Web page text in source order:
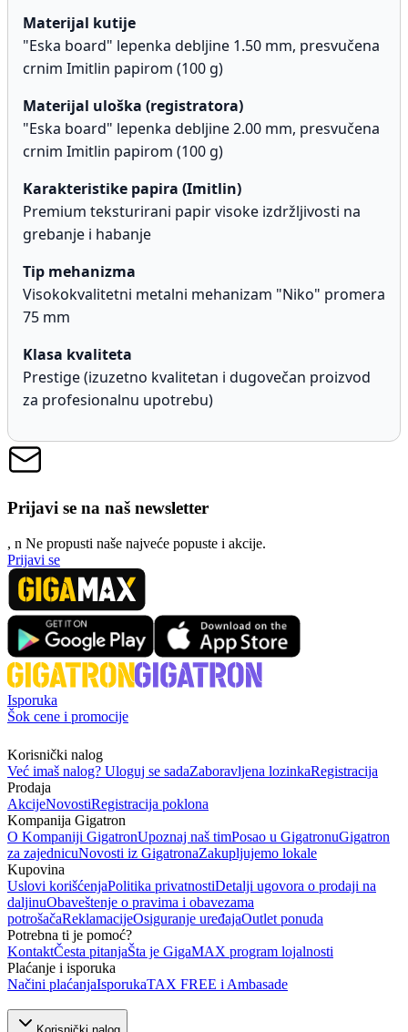
Materijal kutije
"Eska board" lepenka debljine 1.50 mm, presvučena
crnim Imitlin papirom (100 g)
Materijal uloška (registratora)
"Eska board" lepenka debljine 2.00 mm, presvučena
crnim Imitlin papirom (100 g)
Karakteristike papira (Imitlin)
Premium teksturirani papir visoke izdržljivosti na
grebanje i habanje
Tip mehanizma
Visokokvalitetni metalni mehanizam "Niko" promera
75 mm
Klasa kvaliteta
Prestige (izuzetno kvalitetan i dugovečan proizvod
za profesionalnu upotrebu)
Prijavi se na naš newsletter
, n Ne propusti naše najveće popuste i akcije.
Prijavi se
Isporuka
Šok cene i promocije
Korisnički nalog
Već imaš nalog? Uloguj se sadaZaboravljena lozinkaRegistracija
Prodaja
AkcijeNovostiRegistracija poklona
Kompanija Gigatron
O Kompaniji GigatronUpoznaj naš timPosao u GigatronuGigatron
za zajednicuNovosti iz GigatronaZakupljujemo lokale
Kupovina
Uslovi korišćenjaPolitika privatnostiDetalji ugovora o prodaji na
daljinuObaveštenje o pravima i obavezama
potrošačaReklamacijeOsiguranje uređajaOutlet ponuda
Potrebna ti je pomoć?
KontaktČesta pitanjaŠta je GigaMAX program lojalnosti
Plaćanje i isporuka
Načini plaćanjaIsporukaTAX FREE i Ambasade